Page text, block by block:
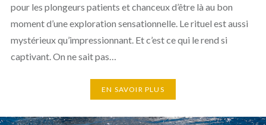
pour les plongeurs patients et chanceux d’être là au bon
moment d’une exploration sensationnelle. Le rituel est aussi
mystérieux qu’impressionnant. Et c’est ce qui le rend si
captivant. On ne sait pas…
EN SAVOIR PLUS